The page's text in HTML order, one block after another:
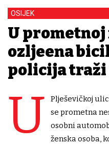
OSIJEK
U
ozljeđena
policija traži
U
Plješevičkoj
se prometna
osobni
ženska osoba,